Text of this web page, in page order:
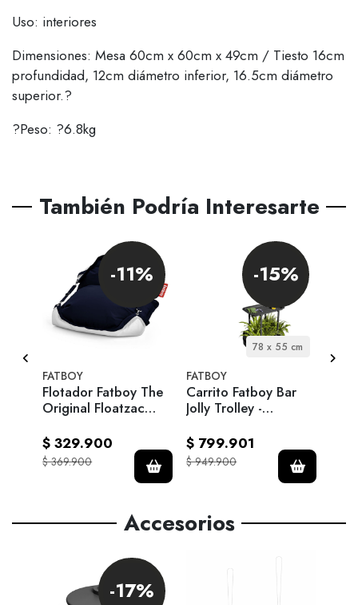
Uso: interiores
Dimensiones: Mesa 60cm x 60cm x 49cm / Tiesto 16cm
profundidad, 12cm diámetro inferior, 16.5cm diámetro
superior.?
?Peso: ?6.8kg
También Podría Interesarte
-11%
FATBOY
Flotador Fatboy The
Original Floatzac
$ 329.900
$ 369.900
-15%
78 x 55 cm
FATBOY
Carrito Fatboy Bar
Jolly Trolley -
$ 799.901
$ 949.900
Accesorios
-17%